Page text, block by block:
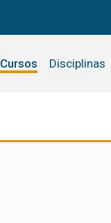
Cursos Disciplinas